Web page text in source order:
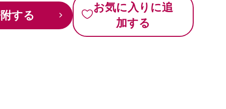
する
お気に入りに追
加する